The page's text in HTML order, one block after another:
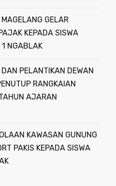
GELAR
KEPADA SISWA
1 NGABLAK
PELANTIKAN DEWAN
RANGKAIAN
AJARAN
KAWASAN GUNUNG
PAKIS KEPADA SISWA